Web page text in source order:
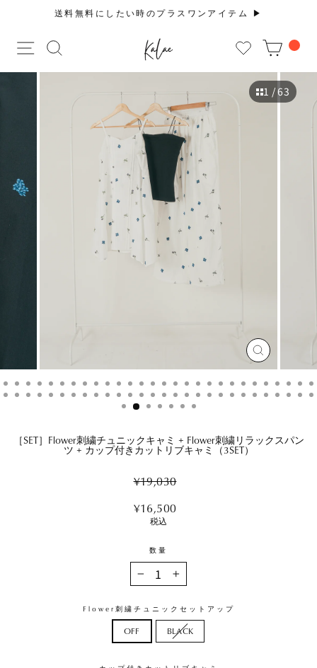
ツ
ラ
イ
ョ
ー
送料無料にしたい時のプラスワンアイテム ▶︎
サイトを検索する
サイトナビゲーション
1 / 63
閉
じ
［SET］Flower刺繍チュニックキャミ + Flower刺繍リラックスパン
ツ + カップ付きカットリブキャミ（3SET）
Regular
¥19,030
Sale
price
¥16,500
税込
数量
− +
Flower刺繍チュニックセットアップ
OFF BLACK